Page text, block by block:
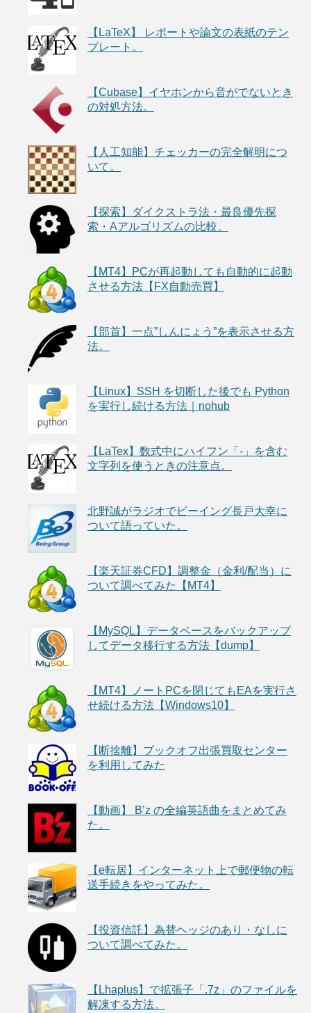
【LaTeX】 レポートや論文の表紙のテン
プレート。
【Cubase】イヤホンから音がでないとき
の対処方法。
【人工知能】チェッカーの完全解明につ
いて。
【探索】ダイクストラ法・最良優先探
索・Aアルゴリズムの比較。
【MT4】PCが再起動しても自動的に起動
させる方法【FX自動売買】
【部首】一点”しんにょう”を表示させる方
法。
【Linux】SSH を切断した後でも Python
を実行し続ける方法｜nohub
【LaTex】数式中にハイフン「-」を含む
文字列を使うときの注意点。
北野誠がラジオでビーイング長戸大幸に
ついて語っていた。
【楽天証券CFD】調整金（金利/配当）に
ついて調べてみた【MT4】
【MySQL】データベースをバックアップ
してデータ移行する方法【dump】
【MT4】ノートPCを閉じてもEAを実行さ
せ続ける方法【Windows10】
【断捨離】ブックオフ出張買取センター
を利用してみた
【動画】 B’z の全編英語曲をまとめてみ
た。
【e転居】インターネット上で郵便物の転
送手続きをやってみた。
【投資信託】為替ヘッジのあり・なしに
ついて調べてみた。
【Lhaplus】で拡張子「.7z」のファイルを
解凍する方法。